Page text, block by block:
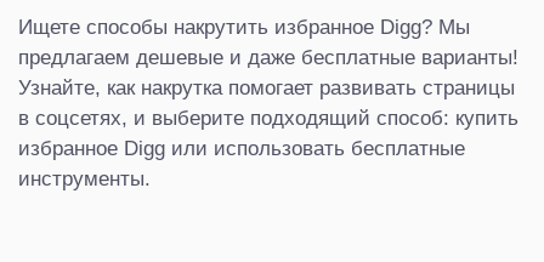
Ищете способы накрутить избранное Digg? Мы
предлагаем дешевые и даже бесплатные варианты!
Узнайте, как накрутка помогает развивать страницы
в соцсетях, и выберите подходящий способ: купить
избранное Digg или использовать бесплатные
инструменты.